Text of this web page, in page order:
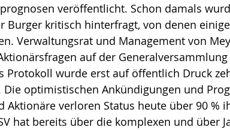
veröffentlicht. Schon damals
Burger kritisch hinterfragt, von denen
Verwaltungsrat und Management von
auf der
Protokoll wurde erst auf öffentlich Druck
optimistischen Ankündigungen und
Aktionäre verloren Status heute über 90 %
hat bereits über die komplexen und über